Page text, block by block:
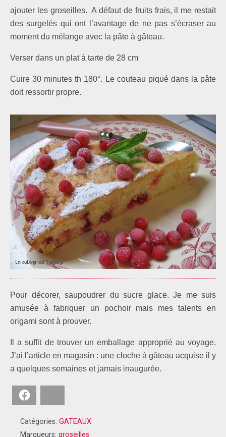
ajouter les groseilles. A défaut de fruits frais, il me restait
des surgelés qui ont l’avantage de ne pas s’écraser au
moment du mélange avec la pâte à gâteau.
Verser dans un plat à tarte de 28 cm
Cuire 30 minutes th 180°. Le couteau piqué dans la pâte
doit ressortir propre.
Pour décorer, saupoudrer du sucre glace. Je me suis
amusée à fabriquer un pochoir mais mes talents en
origami sont à prouver.
Il a suffit de trouver un emballage approprié au voyage.
J’ai l’article en magasin : une cloche à gâteau acquise il y
a quelques semaines et jamais inaugurée.
Catégories: GATEAUX
Marqueurs: groseilles